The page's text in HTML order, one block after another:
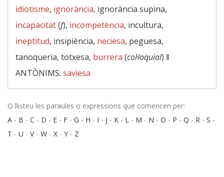
idiotisme, ignorància, ignorància supina,
incapacitat(f), incompetència, incultura,
ineptitud, insipiència, neciesa, peguesa,
tanoqueria, totxesa, burrera (col·loquial) ‖
ANTÒNIMS: saviesa
O llisteu les paraules o expressions que comencen per:
A - B - C - D - E - F - G - H - I - J - K - L - M - N - O - P - Q - R - S -
T - U - V- W - X - Y - Z